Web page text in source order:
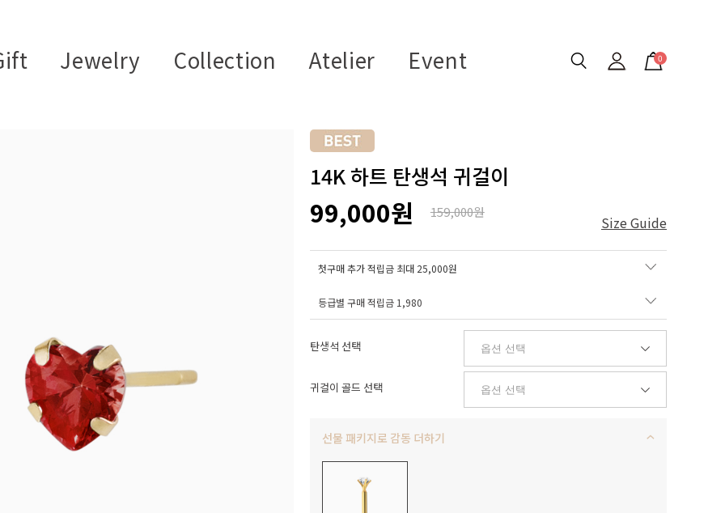
Jewelry Collection Atelier Event 0
14K 하트 탄생석 귀걸이
99,000원 159,000원
Size Guide
첫구매 추가 적립금 최대 25,000원
등급별 구매 적립금 1,980
탄생석 선택
귀걸이 골드 선택
선물 패키지로 감동 더하기